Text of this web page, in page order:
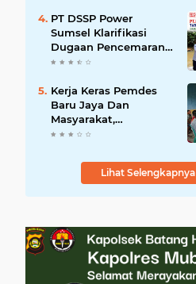
KECAMATAN SANGA
DESA
PT DSSP Power
Sumsel Klarifikasi
Dugaan Pencemaran
Sungai Mendis,
Sesuai Aturan
Kerja Keras Pemdes
Baru Jaya Dan
Masyarakat,
Terbayarkan Usulan
Oleh PT.Pertamina
Segera Dilaksanakan
Lihat Selengkapnya